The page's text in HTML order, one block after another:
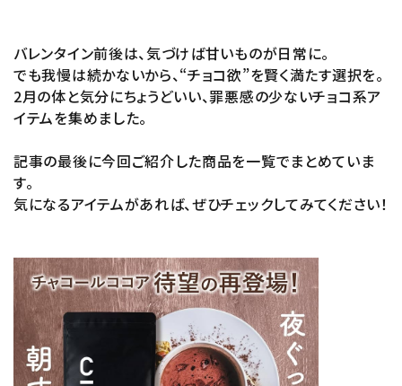
お知らせ
よくあるご質問
バレンタイン前後は、気づけば甘いものが日常に。
でも我慢は続かないから、“チョコ欲”を賢く満たす選択を。
2月の体と気分にちょうどいい、罪悪感の少ないチョコ系ア
イテムを集めました。
記事の最後に今回ご紹介した商品を一覧でまとめていま
す。
気になるアイテムがあれば、ぜひチェックしてみてください！